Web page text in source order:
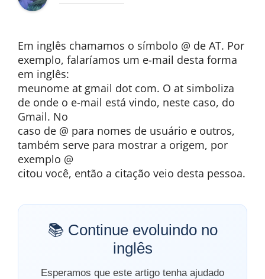
Em inglês chamamos o símbolo @ de AT. Por
exemplo, falaríamos um e-mail desta forma
em inglês:
meunome at gmail dot com. O at simboliza
de onde o e-mail está vindo, neste caso, do
Gmail. No
caso de @ para nomes de usuário e outros,
também serve para mostrar a origem, por
exemplo @
citou você, então a citação veio desta pessoa.
📚 Continue evoluindo no
inglês
Esperamos que este artigo tenha ajudado